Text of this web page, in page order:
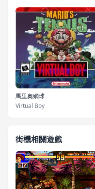
馬里奧網球
Virtual Boy
街機相關遊戲